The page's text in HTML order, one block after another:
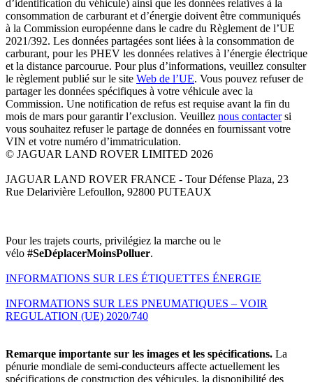
d’identification du véhicule) ainsi que les données relatives à la
consommation de carburant et d’énergie doivent être communiqués
à la Commission européenne dans le cadre du Règlement de l’UE
2021/392. Les données partagées sont liées à la consommation de
carburant, pour les PHEV les données relatives à l’énergie électrique
et la distance parcourue. Pour plus d’informations, veuillez consulter
le règlement publié sur le site Web de l’UE. Vous pouvez refuser de
partager les données spécifiques à votre véhicule avec la
Commission. Une notification de refus est requise avant la fin du
mois de mars pour garantir l’exclusion. Veuillez nous contactersi
vous souhaitez refuser le partage de données en fournissant votre
VIN et votre numéro d’immatriculation.
© JAGUAR LAND ROVER LIMITED 2026
JAGUAR LAND ROVER FRANCE - Tour Défense Plaza, 23
Rue Delarivière Lefoullon, 92800 PUTEAUX
Pour les trajets courts, privilégiez la marche ou le
vélo #SeDéplacerMoinsPolluer.
INFORMATIONS SUR LES ÉTIQUETTES ÉNERGIE
INFORMATIONS SUR LES PNEUMATIQUES – VOIR
REGULATION (UE) 2020/740
Remarque importante sur les images et les spécifications. La
pénurie mondiale de semi-conducteurs affecte actuellement les
spécifications de construction des véhicules, la disponibilité des